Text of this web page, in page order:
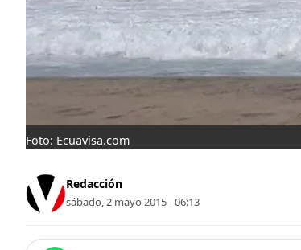
Foto: Ecuavisa.com
Redacción
sábado, 2 mayo 2015 - 06:13